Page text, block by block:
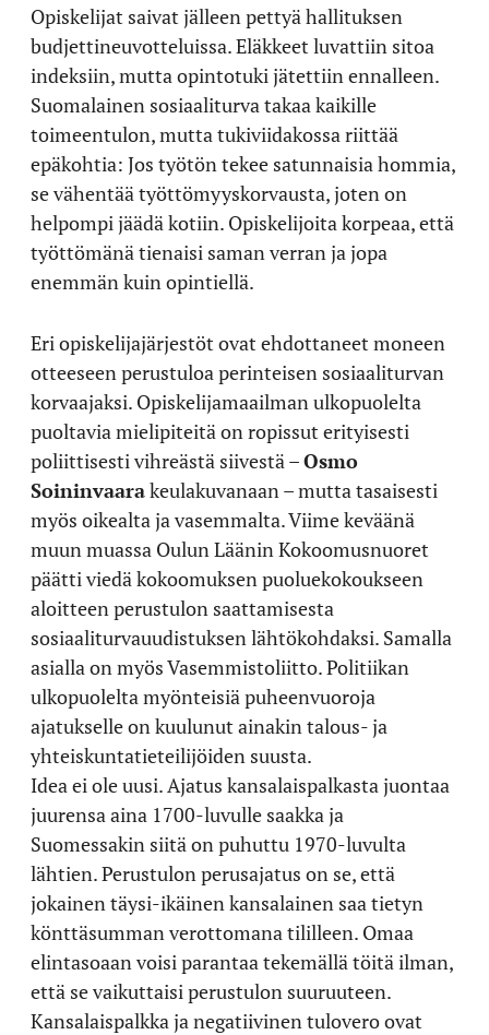
Opiskelijat saivat jälleen pettyä hallituksen
budjettineuvotteluissa. Eläkkeet luvattiin sitoa
indeksiin, mutta opintotuki jätettiin ennalleen.
Suomalainen sosiaaliturva takaa kaikille
toimeentulon, mutta tukiviidakossa riittää
epäkohtia: Jos työtön tekee satunnaisia hommia,
se vähentää työttömyyskorvausta, joten on
helpompi jäädä kotiin. Opiskelijoita korpeaa, että
työttömänä tienaisi saman verran ja jopa
enemmän kuin opintiellä.
Eri opiskelijajärjestöt ovat ehdottaneet moneen
otteeseen perustuloa perinteisen sosiaaliturvan
korvaajaksi. Opiskelijamaailman ulkopuolelta
puoltavia mielipiteitä on ropissut erityisesti
poliittisesti vihreästä siivestä –Osmo
Soininvaarakeulakuvanaan – mutta tasaisesti
myös oikealta ja vasemmalta. Viime keväänä
muun muassa Oulun Läänin Kokoomusnuoret
päätti viedä kokoomuksen puoluekokoukseen
aloitteen perustulon saattamisesta
sosiaaliturvauudistuksen lähtökohdaksi. Samalla
asialla on myös Vasemmistoliitto. Politiikan
ulkopuolelta myönteisiä puheenvuoroja
ajatukselle on kuulunut ainakin talous- ja
yhteiskuntatieteilijöiden suusta.
Idea ei ole uusi. Ajatus kansalaispalkasta juontaa
juurensa aina 1700-luvulle saakka ja
Suomessakin siitä on puhuttu 1970-luvulta
lähtien. Perustulon perusajatus on se, että
jokainen täysi-ikäinen kansalainen saa tietyn
könttäsumman verottomana tililleen. Omaa
elintasoaan voisi parantaa tekemällä töitä ilman,
että se vaikuttaisi perustulon suuruuteen.
Kansalaispalkka ja negatiivinen tulovero ovat